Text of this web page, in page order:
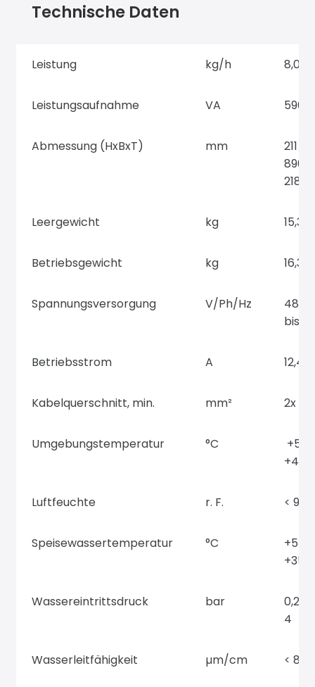
Technische Daten
Leistung kg/h 8,0
Leistungsaufnahme VA 596
Abmessung (HxBxT) mm
211 x
218
Leergewicht kg 15,3
Betriebsgewicht kg 16,3
Spannungsversorgung V/Ph/Hz
48/
bis
Betriebsstrom A 12,4
Kabelquerschnitt, min. mm² 2x 1,5
Umgebungstemperatur °C
+5
+40
Luftfeuchte r. F. < 90
Speisewassertemperatur °C
+5
+35
Wassereintrittsdruck bar
0,2
4
Wasserleitfähigkeit µm/cm < 80